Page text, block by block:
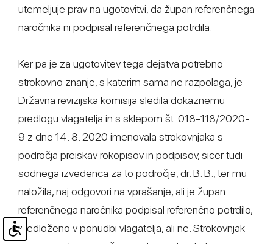
utemeljuje prav na ugotovitvi, da župan referenčnega
naročnika ni podpisal referenčnega potrdila.
Ker pa je za ugotovitev tega dejstva potrebno
strokovno znanje, s katerim sama ne razpolaga, je
Državna revizijska komisija sledila dokaznemu
predlogu vlagatelja in s sklepom št. 018-118/2020-
9 z dne 14. 8. 2020 imenovala strokovnjaka s
področja preiskav rokopisov in podpisov, sicer tudi
sodnega izvedenca za to področje, dr. B. B., ter mu
naložila, naj odgovori na vprašanje, ali je župan
referenčnega naročnika podpisal referenčno potrdilo,
predloženo v ponudbi vlagatelja, ali ne. Strokovnjak